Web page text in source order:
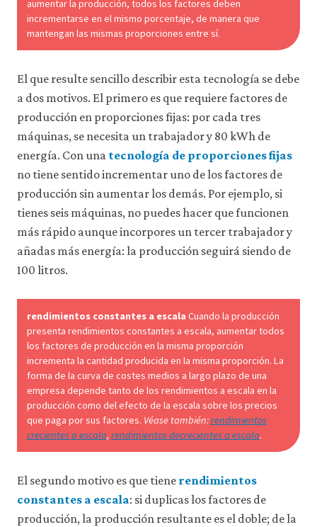
aumentar la producción, todos los factores deben
incrementarse en el mismo porcentaje, de manera que
mantengan las mismas proporciones entre sí.
El que resulte sencillo describir esta tecnología se debe
a dos motivos. El primero es que requiere factores de
producción en proporciones fijas: por cada tres
máquinas, se necesita un trabajador y 80 kWh de
energía. Con una tecnología de proporciones fijas
no tiene sentido incrementar uno de los factores de
producción sin aumentar los demás. Por ejemplo, si
tienes seis máquinas, no puedes hacer que funcionen
más rápido aunque incorpores un tercer trabajador y
añadas más energía: la producción seguirá siendo de
100 litros.
rendimientos constantes a escalaCuando la producción
presenta rendimientos constantes a escala, aumentar todos
los factores de producción en la misma proporción
incrementa la cantidad producida en la misma proporción. La
forma de la curva de costes medios a largo plazo de una
empresa depende tanto de los rendimientos a escala en la
producción como del efecto de la escala sobre los precios
que paga por sus factores. Véase también:rendimientos
crecientes a escala, rendimientos decrecientes a escala.
El segundo motivo es que tiene rendimientos
constantes a escala: si duplicas los factores de
producción, la producción resultante es el doble; de la